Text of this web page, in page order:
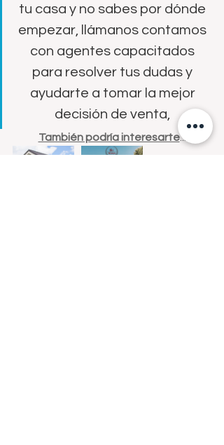
tu casa y no sabes por dónde
empezar, llámanos contamos
con agentes capacitados
para resolver tus dudas y
ayudarte a tomar la mejor
decisión de venta,
También podría interesarte...